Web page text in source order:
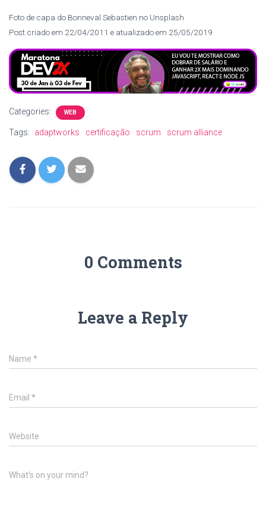
Foto de capa do Bonneval Sebastien no Unsplash
Post criado em 22/04/2011 e atualizado em 25/05/2019
Categories: WEB
Tags: adaptworks certificação scrum scrum alliance
0 Comments
Leave a Reply
Name *
Email *
Website
What's on your mind?